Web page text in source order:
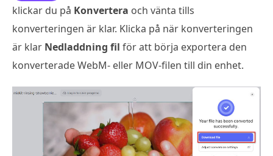
klickar du på Konvertera och vänta tills
konverteringen är klar. Klicka på när konverteringen
är klar Nedladdning fil för att börja exportera den
konverterade WebM- eller MOV-filen till din enhet.